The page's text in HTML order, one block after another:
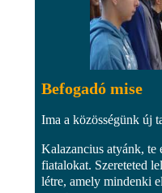
Befogadó mise
Ima a közösségünk új
Kalazancius atyánk, te
fiatalokat. Szereteted
létre, amely mindenki